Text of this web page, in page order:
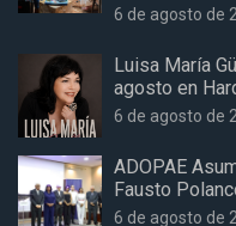
6 de agosto de
Luisa María
agosto en
6 de agosto de
ADOPAE
Fausto
6 de agosto de